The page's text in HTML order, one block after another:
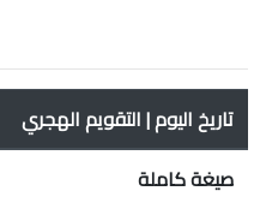
تاريخ اليوم | التقويم الهجري
صيغة كاملة